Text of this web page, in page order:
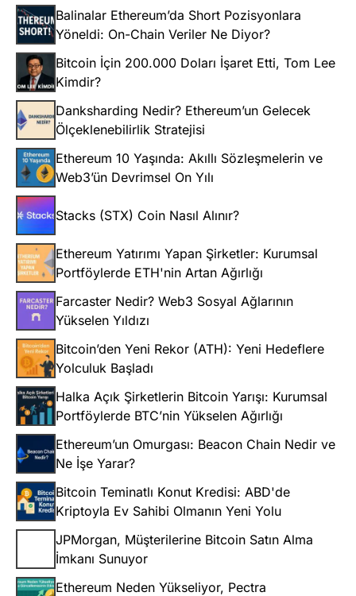
Balinalar Ethereum’da Short Pozisyonlara
Yöneldi: On-Chain Veriler Ne Diyor?
Bitcoin İçin 200.000 Doları İşaret Etti, Tom Lee
Kimdir?
Danksharding Nedir? Ethereum’un Gelecek
Ölçeklenebilirlik Stratejisi
Ethereum 10 Yaşında: Akıllı Sözleşmelerin ve
Web3’ün Devrimsel On Yılı
Stacks (STX) Coin Nasıl Alınır?
Ethereum Yatırımı Yapan Şirketler: Kurumsal
Portföylerde ETH'nin Artan Ağırlığı
Farcaster Nedir? Web3 Sosyal Ağlarının
Yükselen Yıldızı
Bitcoin’den Yeni Rekor (ATH): Yeni Hedeflere
Yolculuk Başladı
Halka Açık Şirketlerin Bitcoin Yarışı: Kurumsal
Portföylerde BTC’nin Yükselen Ağırlığı
Ethereum’un Omurgası: Beacon Chain Nedir ve
Ne İşe Yarar?
Bitcoin Teminatlı Konut Kredisi: ABD'de
Kriptoyla Ev Sahibi Olmanın Yeni Yolu
JPMorgan, Müşterilerine Bitcoin Satın Alma
İmkanı Sunuyor
Ethereum Neden Yükseliyor, Pectra